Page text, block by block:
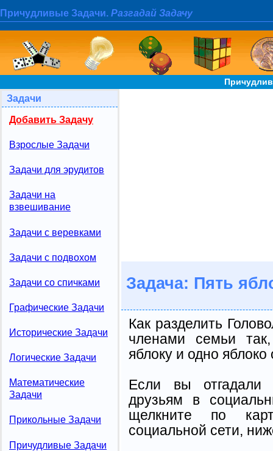
Причудливые Задачи. Разгадай Задачу
Задачи
Добавить Задачу
Взрослые Задачи
Задачи для эрудитов
Задачи на
взвешивание
Задачи с веревками
Задачи с подвохом
Задачи со спичками
Графические Задачи
Исторические Задачи
Логические Задачи
Математические
Задачи
Прикольные Задачи
Причудливые Задачи
Задача: Пять
Как разделить
членами семьи
яблоку и одно яблоко
Если вы отгадали
друзьям в
щелкните по
социальной сети,